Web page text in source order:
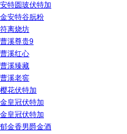
安特圆玻伏特加
金安特谷朊粉
符离烧坊
曹溪尊贵9
曹溪红心
曹溪臻藏
曹溪老窖
樱花伏特加
金皇冠伏特加
金皇冠伏特加
郁金香男爵金酒